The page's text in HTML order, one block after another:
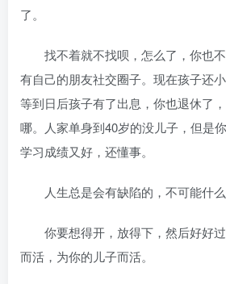
了。
找不着就不找呗，怎么了，你也不
有自己的朋友社交圈子。现在孩子还
等到日后孩子有了出息，你也退休了
哪。人家单身到40岁的没儿子，但是
学习成绩又好，还懂事。
人生总是会有缺陷的，不可能什么
你要想得开，放得下，然后好好过
而活，为你的儿子而活。